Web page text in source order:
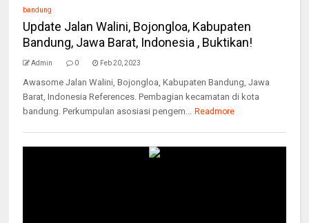
bandung
Update Jalan Walini, Bojongloa, Kabupaten
Bandung, Jawa Barat, Indonesia , Buktikan!
Admin 0 Feb 20, 2023
Awasome Jalan Walini, Bojongloa, Kabupaten Bandung, Jawa
Barat, Indonesia References. Pembagian kecamatan di kota
bandung. Perkumpulan asosiasi pengem... Readmore